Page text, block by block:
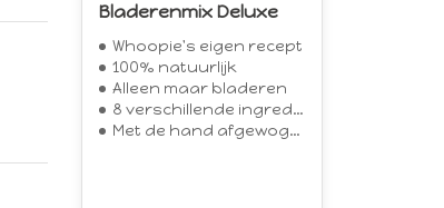
Bladerenmix Deluxe
Whoopie's eigen recept
100% natuurlijk
Alleen maar bladeren
8 verschillende ingrediënten
Met de hand afgewogen